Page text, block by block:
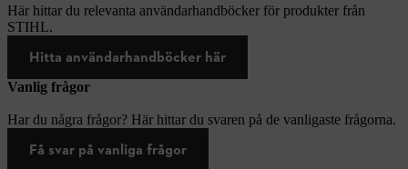
Här hittar du relevanta användarhandböcker för produkter från
STIHL.
Hitta användarhandböcker här
Vanlig frågor
Har du några frågor? Här hittar du svaren på de vanligaste frågorna.
Få svar på vanliga frågor